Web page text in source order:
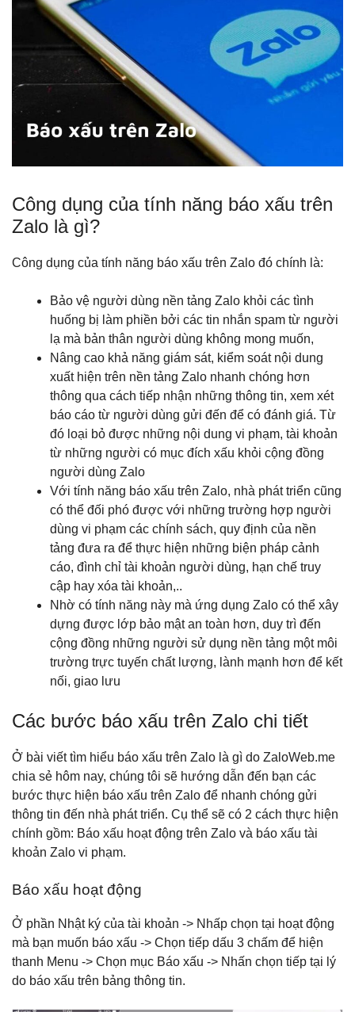
Công dụng của tính năng báo xấu trên
Zalo là gì?
Công dụng của tính năng báo xấu trên Zalo đó chính là:
Bảo vệ người dùng nền tảng Zalo khỏi các tình
huống bị làm phiền bởi các tin nhắn spam từ người
lạ mà bản thân người dùng không mong muốn,
Nâng cao khả năng giám sát, kiểm soát nội dung
xuất hiện trên nền tảng Zalo nhanh chóng hơn
thông qua cách tiếp nhận những thông tin, xem xét
báo cáo từ người dùng gửi đến để có đánh giá. Từ
đó loại bỏ được những nội dung vi phạm, tài khoản
từ những người có mục đích xấu khỏi cộng đồng
người dùng Zalo
Với tính năng báo xấu trên Zalo, nhà phát triển cũng
có thể đối phó được với những trường hợp người
dùng vi phạm các chính sách, quy định của nền
tảng đưa ra để thực hiện những biện pháp cảnh
cáo, đình chỉ tài khoản người dùng, hạn chế truy
cập hay xóa tài khoản,..
Nhờ có tính năng này mà ứng dụng Zalo có thể xây
dựng được lớp bảo mật an toàn hơn, duy trì đến
cộng đồng những người sử dụng nền tảng một môi
trường trực tuyến chất lượng, lành mạnh hơn để kết
nối, giao lưu
Các bước báo xấu trên Zalo chi tiết
Ở bài viết tìm hiểu báo xấu trên Zalo là gì do ZaloWeb.me
chia sẻ hôm nay, chúng tôi sẽ hướng dẫn đến bạn các
bước thực hiện báo xấu trên Zalo để nhanh chóng gửi
thông tin đến nhà phát triển. Cụ thể sẽ có 2 cách thực hiện
chính gồm: Báo xấu hoạt động trên Zalo và báo xấu tài
khoản Zalo vi phạm.
Báo xấu hoạt động
Ở phần Nhật ký của tài khoản -> Nhấp chọn tại hoạt động
mà bạn muốn báo xấu -> Chọn tiếp dấu 3 chấm để hiện
thanh Menu -> Chọn mục Báo xấu -> Nhấn chọn tiếp tại lý
do báo xấu trên bảng thông tin.